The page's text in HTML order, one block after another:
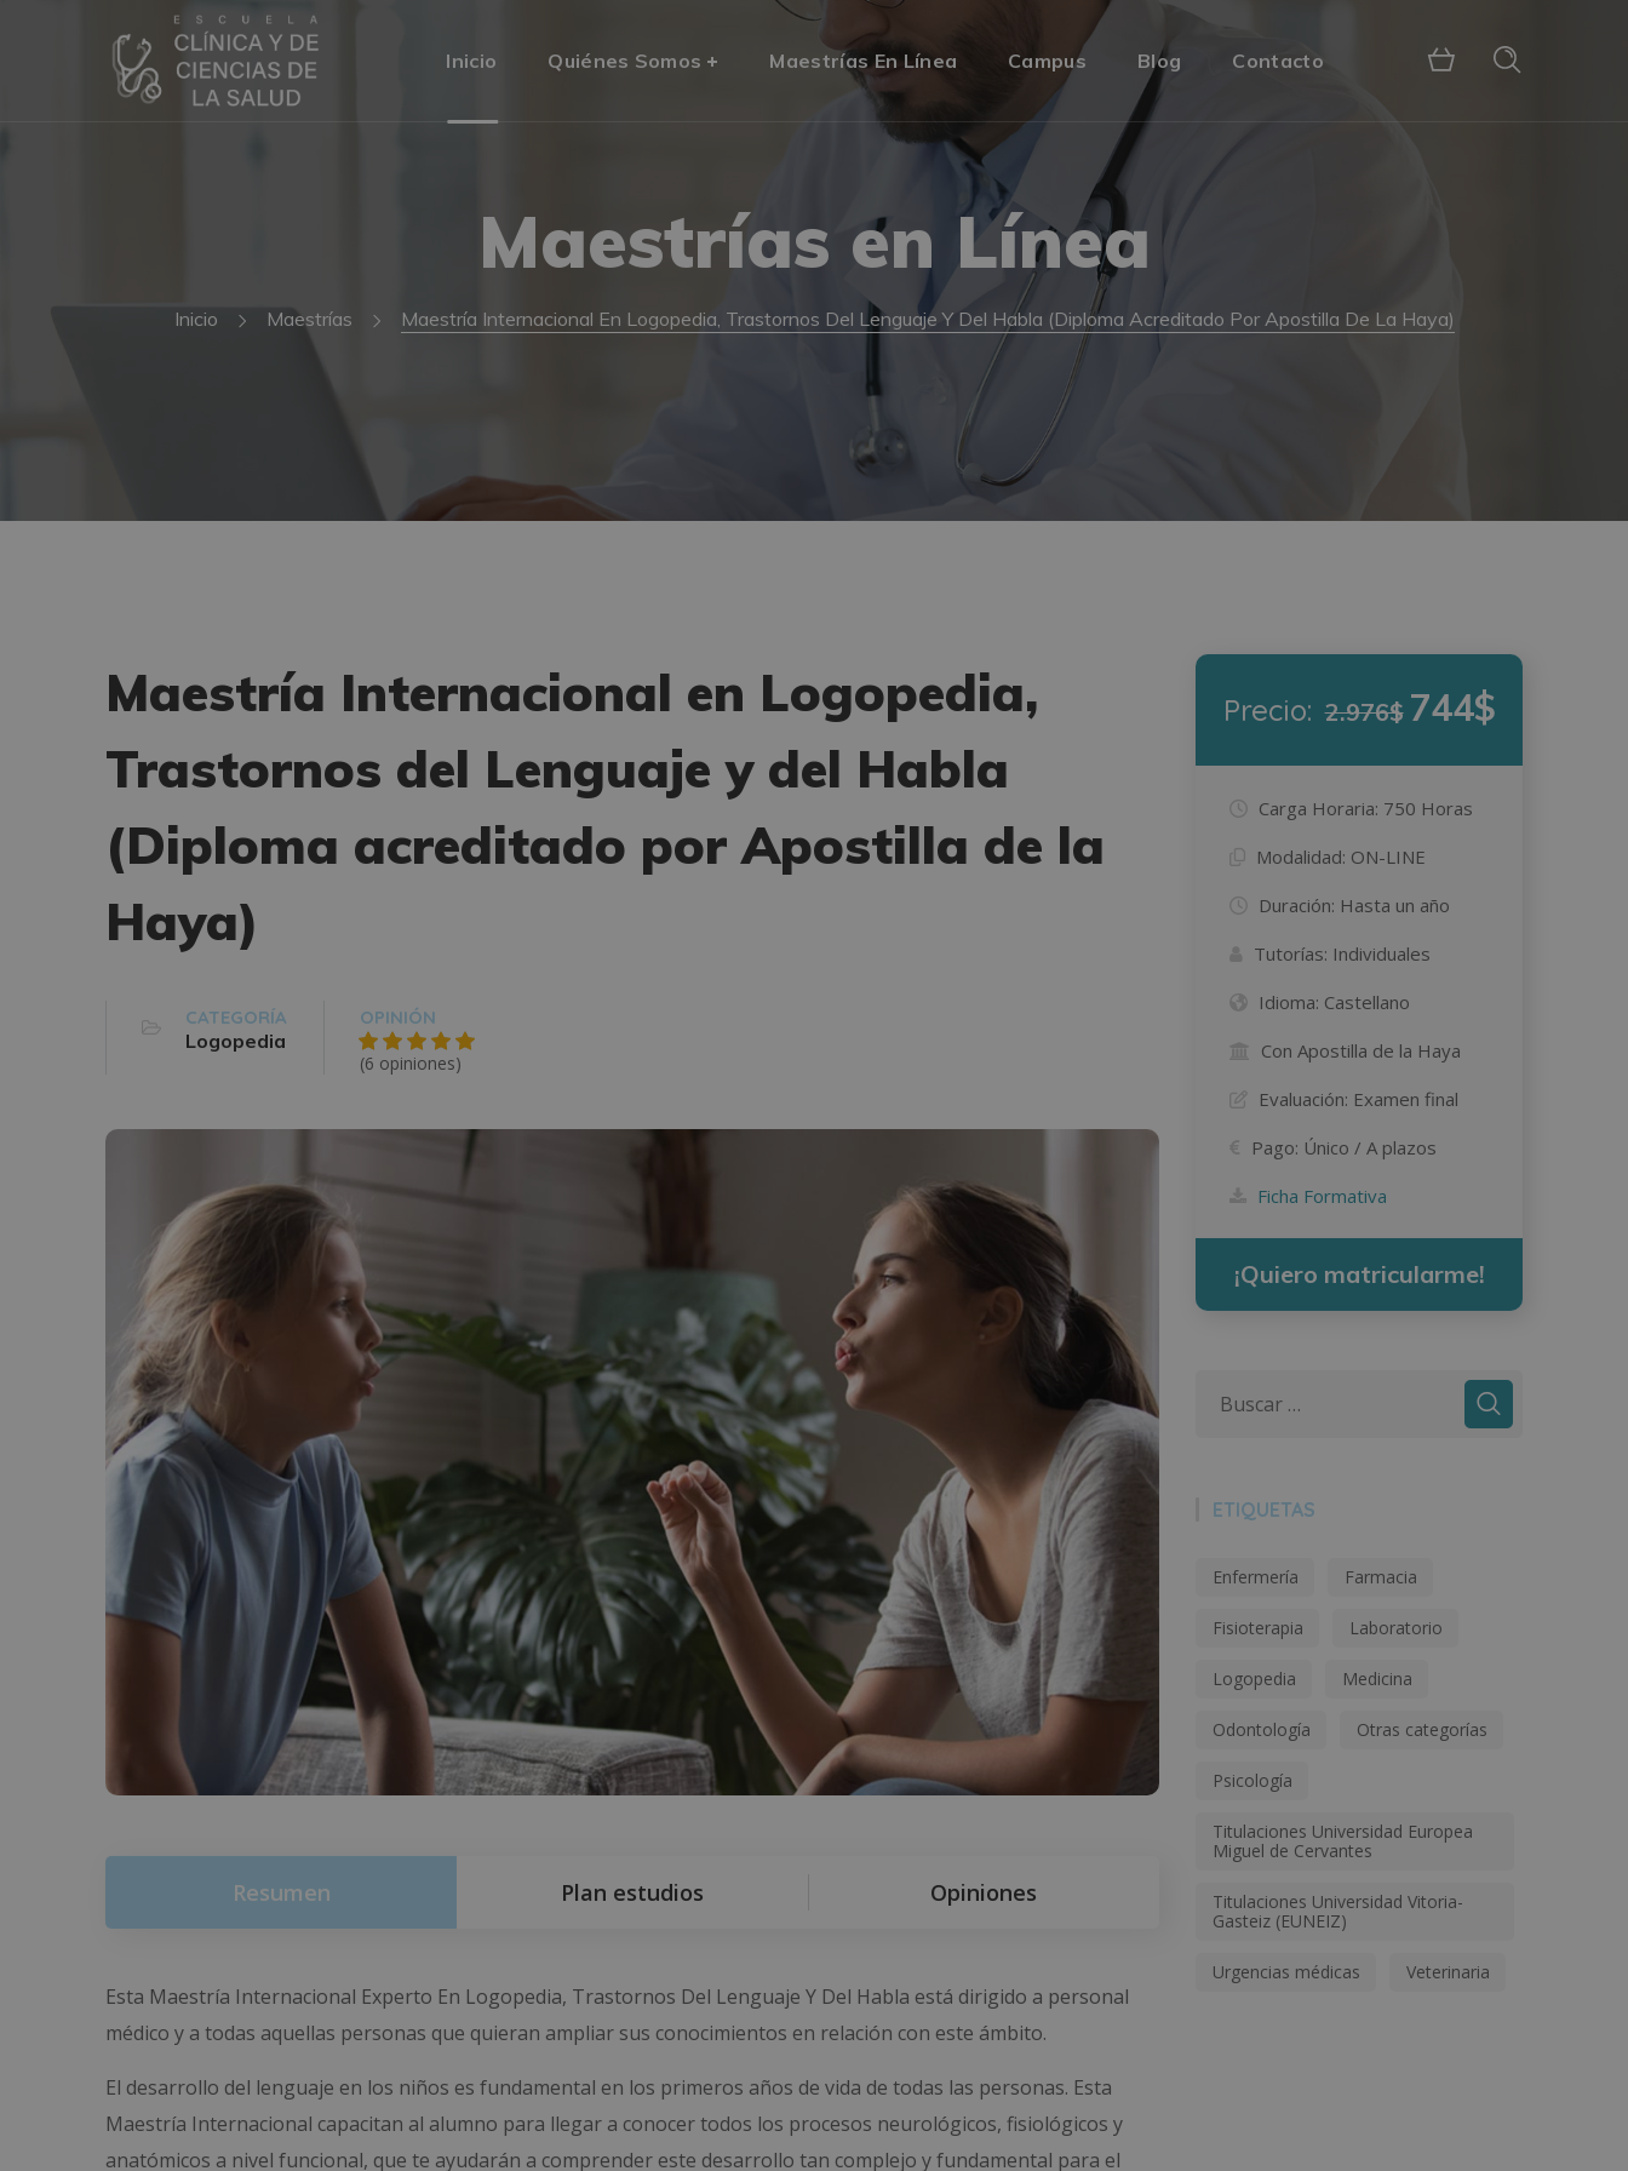
Inicio Quiénes Somos Maestrías En Línea Campus Blog Contacto
Maestrías en Línea
Inicio Maestrías Maestría Internacional En Logopedia, Trastornos Del Lenguaje Y Del Habla (Diploma Acreditado Por Apostilla De La Haya)
Maestría Internacional en Logopedia,
Trastornos del Lenguaje y del Habla
(Diploma acreditado por Apostilla de la
Haya)
CATEGORÍA
Logopedia
OPINIÓN
(6 opiniones)
Resumen Plan estudios Opiniones
Esta Maestría Internacional Experto En Logopedia, Trastornos Del Lenguaje Y Del Habla está dirigido a personal
médico y a todas aquellas personas que quieran ampliar sus conocimientos en relación con este ámbito.
El desarrollo del lenguaje en los niños es fundamental en los primeros años de vida de todas las personas. Esta
Maestría Internacional capacitan al alumno para llegar a conocer todos los procesos neurológicos, fisiológicos y
anatómicos a nivel funcional, que te ayudarán a comprender este desarrollo tan complejo y fundamental para el
Precio: 2.976$ 744$
Carga Horaria: 750 Horas
Modalidad: ON-LINE
Duración: Hasta un año
Tutorías: Individuales
Idioma: Castellano
Con Apostilla de la Haya
Evaluación: Examen final
Pago: Único / A plazos
Ficha Formativa
¡Quiero matricularme!
ETIQUETAS
Enfermería Farmacia
Fisioterapia Laboratorio
Logopedia Medicina
Odontología Otras categorías
Psicología
Titulaciones Universidad Europea
Miguel de Cervantes
Titulaciones Universidad Vitoria-
Gasteiz (EUNEIZ)
Urgencias médicas Veterinaria